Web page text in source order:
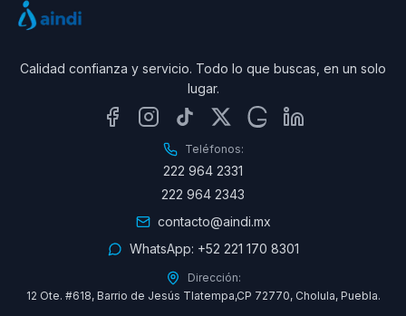
Calidad confianza y servicio. Todo lo que buscas, en un solo
lugar.
Teléfonos:
222 964 2331
222 964 2343
contacto@aindi.mx
WhatsApp: +52 221 170 8301
Dirección:
12 Ote. #618, Barrio de Jesús Tlatempa,CP 72770, Cholula, Puebla.